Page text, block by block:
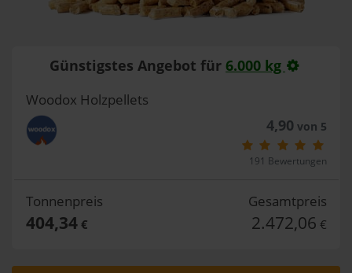
Günstigstes Angebot für 6.000 kg
Woodox Holzpellets
4,90 von 5
191 Bewertungen
Tonnenpreis
404,34€
Gesamtpreis
2.472,06 €